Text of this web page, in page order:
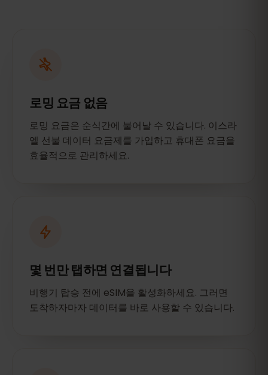
로밍 요금 없음
로밍 요금은 순식간에 불어날 수 있습니다. 이스라
엘 선불 데이터 요금제를 가입하고 휴대폰 요금을
효율적으로 관리하세요.
몇 번만 탭하면 연결됩니다
비행기 탑승 전에 eSIM을 활성화하세요. 그러면
도착하자마자 데이터를 바로 사용할 수 있습니다.